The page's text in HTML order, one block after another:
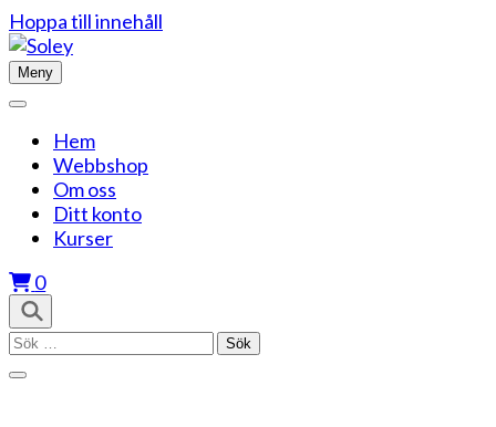
Hoppa till innehåll
Meny
Hem
Webbshop
Om oss
Ditt konto
Kurser
0
Sök